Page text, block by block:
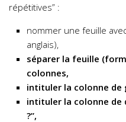
répétitives” :
nommer une feuille
anglais),
séparer la feuille
colonnes,
intituler la colonne de
intituler la colonne de
?”,